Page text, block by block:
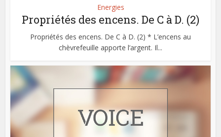
Energies
Propriétés des encens. De C à D. (2)
Propriétés des encens. De C à D. (2) * L’encens au
chèvrefeuille apporte l’argent. Il...